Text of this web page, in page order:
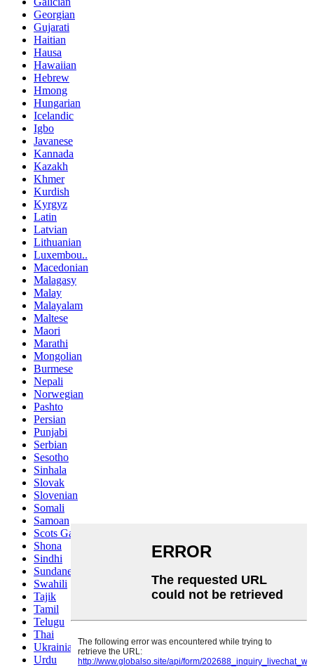
Georgian
Gujarati
Haitian
Hausa
Hawaiian
Hebrew
Hmong
Hungarian
Icelandic
Igbo
Javanese
Kannada
Kazakh
Khmer
Kurdish
Kyrgyz
Latin
Latvian
Lithuanian
Luxembou..
Macedonian
Malagasy
Malay
Malayalam
Maltese
Maori
Marathi
Mongolian
Burmese
Nepali
Norwegian
Pashto
Persian
Punjabi
Serbian
Sesotho
Sinhala
Slovak
Slovenian
Somali
Samoan
Scots Gaelic
Shona
Sindhi
Sundanese
Swahili
Tajik
Tamil
Telugu
Thai
Ukrainian
Urdu